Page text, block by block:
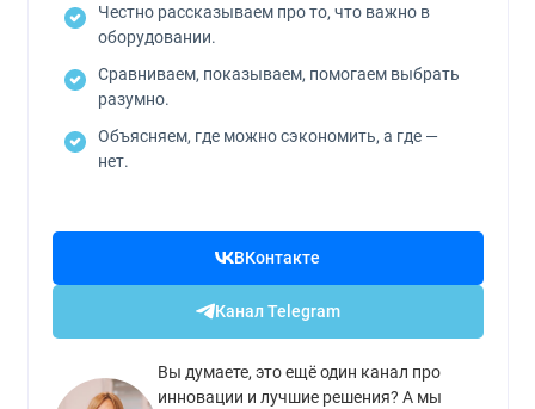
Честно рассказываем про то, что важно в
оборудовании.
Сравниваем, показываем, помогаем выбрать
разумно.
Объясняем, где можно сэкономить, а где —
нет.
ВКонтакте
Канал Telegram
Вы думаете, это ещё один канал про
инновации и лучшие решения? А мы